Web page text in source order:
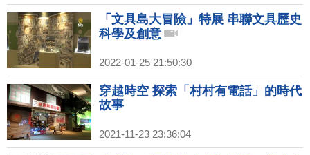
「文具島大冒險」特展 串聯文具歷史
科學及創意
2022-01-25 21:50:30
穿越時空 探索「村村有電話」的時代
故事
2021-11-23 23:36:04